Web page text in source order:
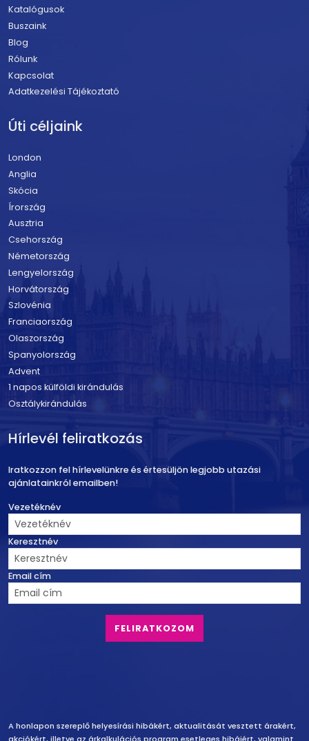
Katalógusok
Buszaink
Blog
Rólunk
Kapcsolat
Adatkezelési Tájékoztató
Úti céljaink
London
Anglia
Skócia
Írország
Ausztria
Csehország
Németország
Lengyelország
Horvátország
Szlovénia
Franciaország
Olaszország
Spanyolország
Advent
1 napos külföldi kirándulás
Osztálykirándulás
Hírlevél feliratkozás
Iratkozzon fel hírlevelünkre és értesüljön legjobb utazási
ajánlatainkról emailben!
Vezetéknév
Keresztnév
Email cím
Felelősség vállalás
A honlapon szereplő helyesírási hibákért, aktualitását vesztett árakért,